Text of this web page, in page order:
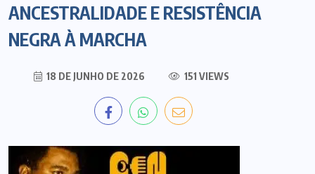
ANCESTRALIDADE E RESISTÊNCIA
NEGRA À MARCHA
18 DE JUNHO DE 2026 151 VIEWS